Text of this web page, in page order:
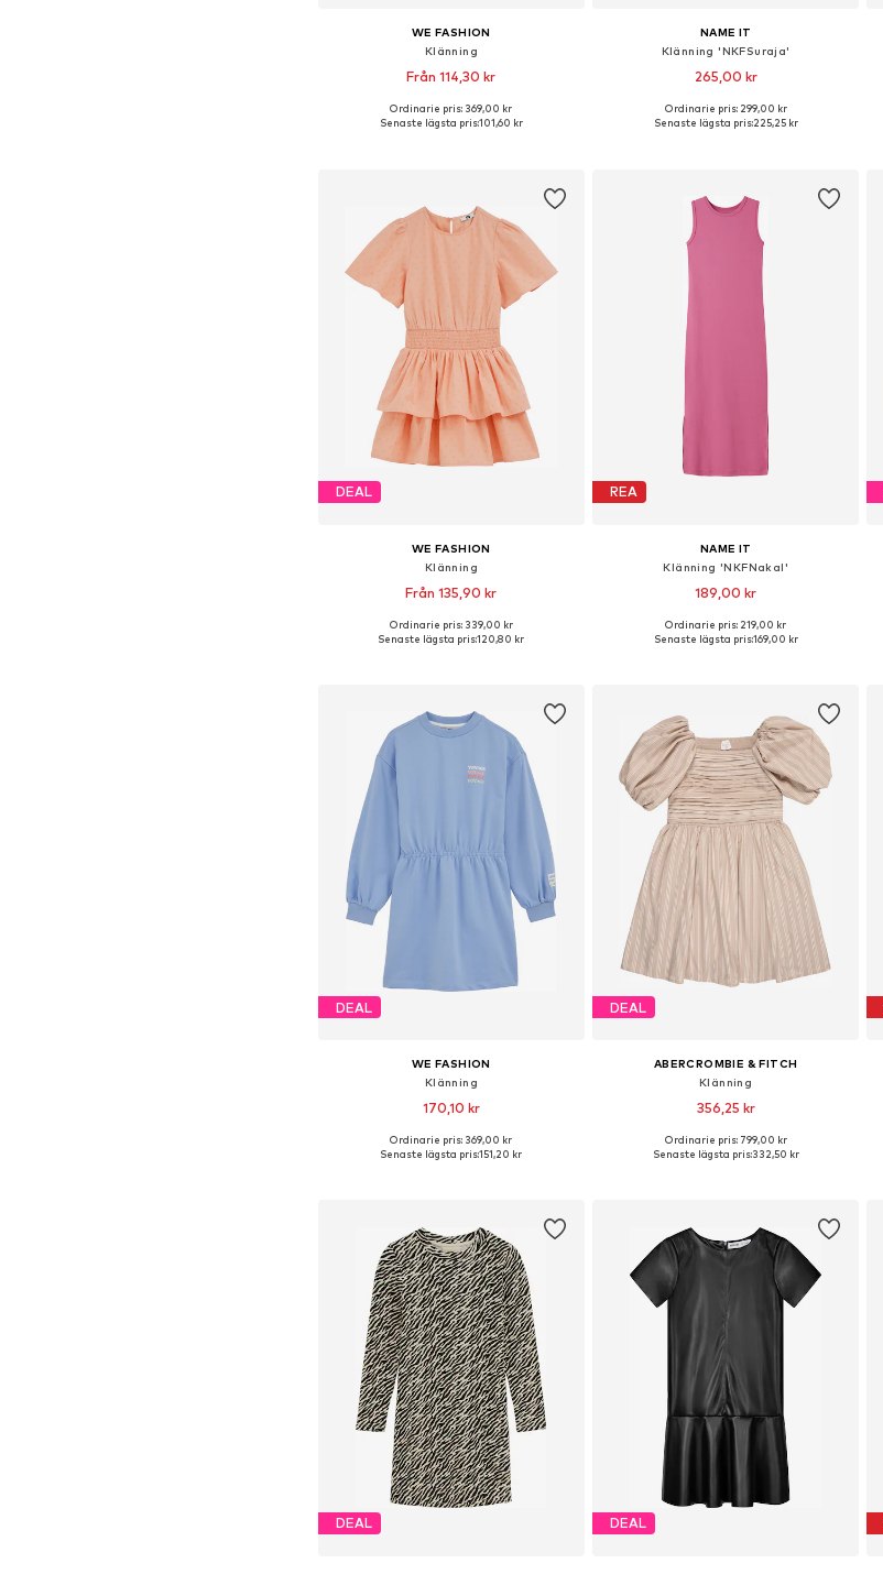
WE FASHION
Klänning
Från 114,30 kr
Tillgänglig i många storlekar
Ordinarie pris: 369,00 kr
Senaste lägsta pris:101,60 kr
NAME IT
Klänning 'NKFSuraja'
265,00 kr
Ordinarie pris: 299,00 kr
Senaste lägsta pris:225,25 kr
DEAL
WE FASHION
Klänning
Från 135,90 kr
Tillgänglig i många storlekar
Ordinarie pris: 339,00 kr
Senaste lägsta pris:120,80 kr
REA
NAME IT
Klänning 'NKFNakal'
189,00 kr
Ordinarie pris: 219,00 kr
Senaste lägsta pris:169,00 kr
DEAL
WE FASHION
Klänning
170,10 kr
Tillgänglig i många storlekar
Ordinarie pris: 369,00 kr
Senaste lägsta pris:151,20 kr
DEAL
ABERCROMBIE & FITCH
Klänning
356,25 kr
Tillgänglig i många storlekar
Ordinarie pris: 799,00 kr
Senaste lägsta pris:332,50 kr
DEAL DEAL